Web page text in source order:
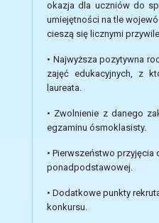
okazja dla uczniów do
umiejętności na tle
cieszą się licznymi
• Najwyższa pozytywna
zajęć edukacyjnych, z
laureata.
• Zwolnienie z danego
egzaminu ósmoklasisty.
• Pierwszeństwo przyjęcia
ponadpodstawowej.
• Dodatkowe punkty
konkursu.